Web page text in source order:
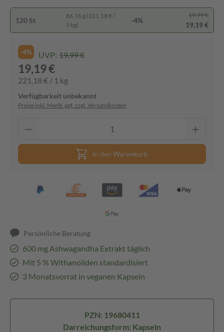
120 St
86,76 g (221,18 € /
1 kg)
-4%
19,99 €
19,19 €
-4% UVP: 19,99 €
19,19 €
221,18 € / 1 kg
Verfügbarkeit unbekannt
Preise inkl. MwSt. ggf. zzgl. Versandkosten
In den Warenkorb
Persönliche Beratung
600 mg Ashwagandha Extrakt täglich
Mit 5 % Withanoliden standardisiert
3 Monatsvorrat in veganen Kapseln
PZN: 19680411
Darreichungsform: Kapseln